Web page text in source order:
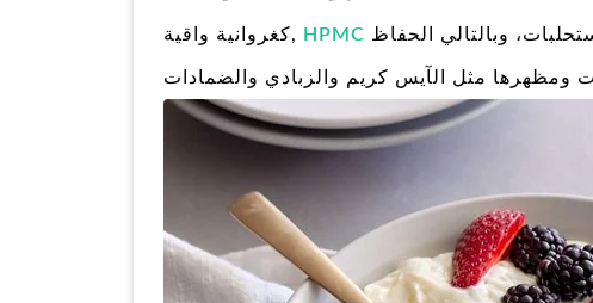
كغروانية واقية, HPMC